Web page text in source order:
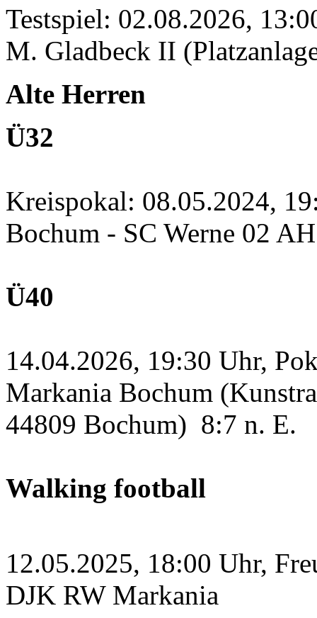
Testspiel: 02.08.2026,
M. Gladbeck II
Alte Herren
Ü32
Kreispokal: 08.05.2024,
Bochum - SC Werne 02
Ü40
14.04.2026, 19:30 Uhr,
Markania Bochum
44809 Bochum) 8:7 n. E.
Walking football
12.05.2025, 18:00 Uhr,
DJK RW Markania